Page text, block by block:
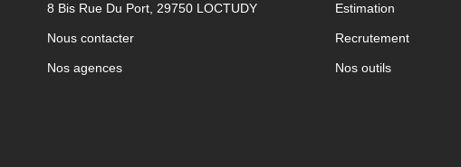
8 Bis Rue Du Port, 29750 LOCTUDY
Nous contacter
Nos agences
Estimation
Recrutement
Nos outils